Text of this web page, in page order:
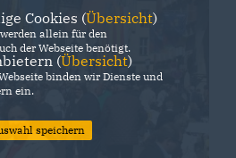
Cookies (Übersicht)
allein für den
der Webseite benötigt.
(Übersicht)
binden wir Dienste und
ein.
speichern